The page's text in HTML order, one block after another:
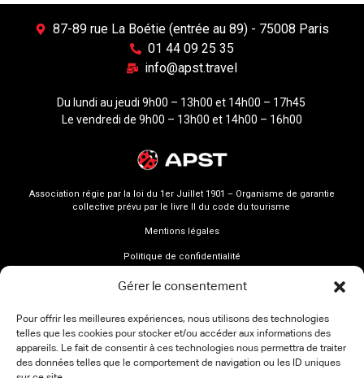
Gérer le consentement
Pour offrir les meilleures expériences, nous utilisons des technologies
telles que les cookies pour stocker et/ou accéder aux informations des
appareils. Le fait de consentir à ces technologies nous permettra de traiter
des données telles que le comportement de navigation ou les ID uniques
87-89 rue La Boétie (entrée au 89) - 75008 Paris
01 44 09 25 35
info@apst.travel
Du lundi au jeudi 9h00 – 13h00 et 14h00 – 17h45
Le vendredi de 9h00 – 13h00 et 14h00 – 16h00
Association régie par la loi du 1er Juillet 1901 – Organisme de garantie
collective prévu par le livre II du code du tourisme
Mentions légales
Politique de confidentialité